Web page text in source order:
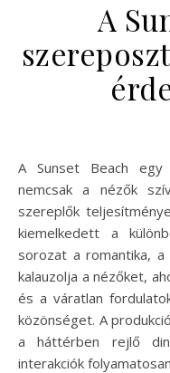
A
A Sunset Beach egy olyan televíziós sorozat, amely
nemcsak a nézők
szereplők
kiemelkedett a
sorozat a romantika,
kalauzolja a nézőket,
és a váratlan
közönséget. A
a háttérben rejlő
interakciók